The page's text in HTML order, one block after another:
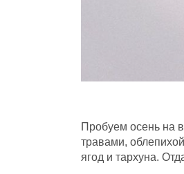
Пробуем осень на
травами,
ягод и тархуна.